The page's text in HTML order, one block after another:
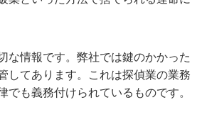
な情報です。弊社では鍵のかかった
してあります。これは探偵業の業務
でも義務付けられているものです。